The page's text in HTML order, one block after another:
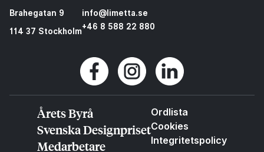
Brahegatan 9
114 37 Stockholm
info@limetta.se
+46 8 588 22 880
Årets Byrå
Svenska Designpriset
Medarbetare
Ordlista
Cookies
Integritetspolicy